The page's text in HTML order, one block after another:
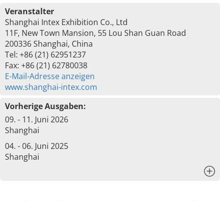
Veranstalter
Shanghai Intex Exhibition Co., Ltd
11F, New Town Mansion, 55 Lou Shan Guan Road
200336 Shanghai, China
Tel: +86 (21) 62951237
Fax: +86 (21) 62780038
E-Mail-Adresse anzeigen
www.shanghai-intex.com
Vorherige Ausgaben:
09. - 11. Juni 2026
Shanghai
04. - 06. Juni 2025
Shanghai